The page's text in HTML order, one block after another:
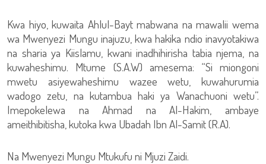
Kwa hiyo, kuwaita Ahlul-Bayt mabwana na mawalii wema
wa Mwenyezi Mungu inajuzu, kwa hakika ndio inavyotakiwa
na sharia ya Kiislamu, kwani inadhihirisha tabia njema, na
kuwaheshimu. Mtume (S.A.W) amesema: “Si miongoni
mwetu asiyewaheshimu wazee wetu, kuwahurumia
wadogo zetu, na kutambua haki ya Wanachuoni wetu”.
Imepokelewa na Ahmad na Al-Hakim, ambaye
ameithibitisha, kutoka kwa Ubadah Ibn Al-Samit (R.A).
Na Mwenyezi Mungu Mtukufu ni Mjuzi Zaidi.